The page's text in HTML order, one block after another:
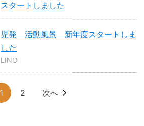
スタートしました
児発 活動風景 新年度スタートしま
した
LINO
1 2 次へ